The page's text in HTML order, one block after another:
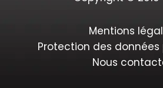
Mentions
Protection des données
Nous